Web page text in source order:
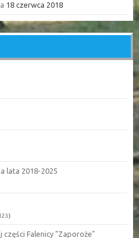
18 czerwca 2018
lata 2018-2025
)
Falenicy "Zaporoże"